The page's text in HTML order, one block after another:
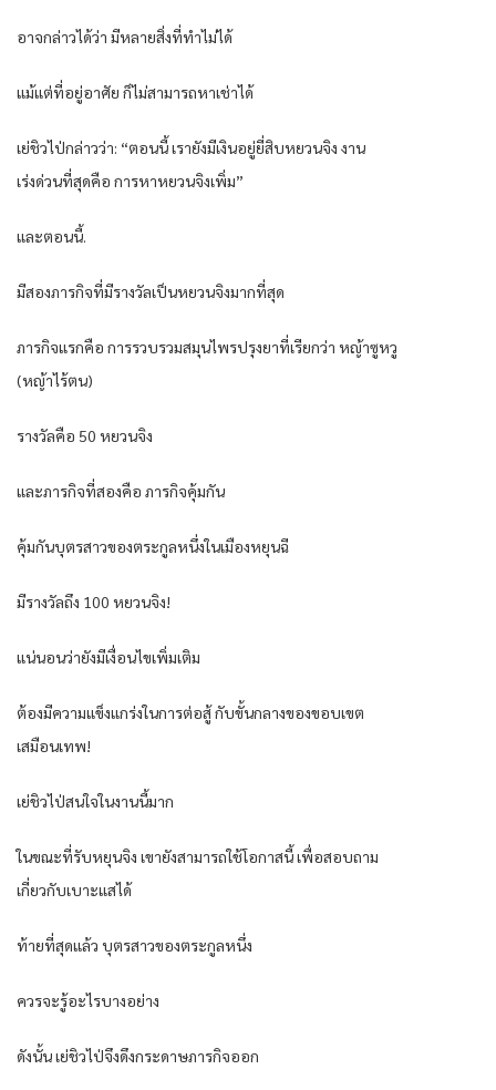
อาจกล่าวได้ว่า มีหลายสิ่งที่ทำไม่ได้
แม้แต่ที่อยู่อาศัย ก็ไม่สามารถหาเช่าได้
เย่ชิวไป่กล่าวว่า: “ตอนนี้ เรายังมีเงินอยู่ยี่สิบหยวนจิง งาน
เร่งด่วนที่สุดคือ การหาหยวนจิงเพิ่ม”
และตอนนี้.
มีสองภารกิจที่มีรางวัลเป็นหยวนจิงมากที่สุด
ภารกิจแรกคือ การรวบรวมสมุนไพรปรุงยาที่เรียกว่า หญ้าซูหวู
(หญ้าไร้ตน)
รางวัลคือ 50 หยวนจิง
และภารกิจที่สองคือ ภารกิจคุ้มกัน
คุ้มกันบุตรสาวของตระกูลหนึ่งในเมืองหยุนฉี
มีรางวัลถึง 100 หยวนจิง!
แน่นอนว่ายังมีเงื่อนไขเพิ่มเติม
ต้องมีความแข็งแกร่งในการต่อสู้ กับขั้นกลางของขอบเขต
เสมือนเทพ!
เย่ชิวไป่สนใจในงานนี้มาก
ในขณะที่รับหยุนจิง เขายังสามารถใช้โอกาสนี้ เพื่อสอบถาม
เกี่ยวกับเบาะแสได้
ท้ายที่สุดแล้ว บุตรสาวของตระกูลหนึ่ง
ควรจะรู้อะไรบางอย่าง
ดังนั้น เย่ชิวไป่จึงดึงกระดาษภารกิจออก